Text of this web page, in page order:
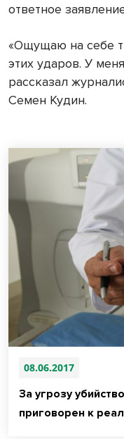
ответное
«Ощущаю на себе
этих ударов. У
рассказал
Семен Кудин.
08.06.2017
За угрозу
приговорен к